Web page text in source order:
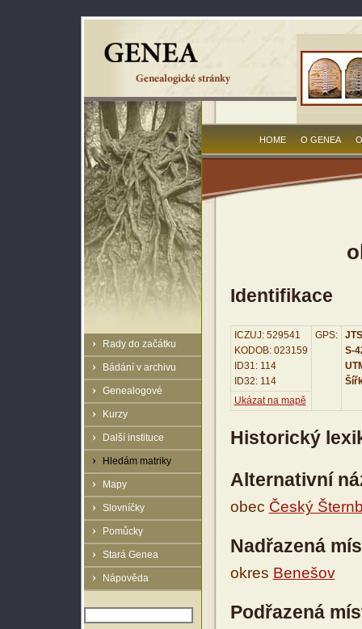
Rady do začátku
Bádání v archivu
Genealogové
Kurzy
Další instituce
Hledám matriky
Mapy
Slovníčky
Pomůcky
Stará Genea
Nápověda
HOME O GENEA
Identifikace
ICZUJ: 529541
KODOB: 023159
ID31: 114
ID32: 114
GPS:
S-
Ukázat na mapě
Historický
Alternativní
obec Český
Nadřazená
okres Benešov
Podřazená